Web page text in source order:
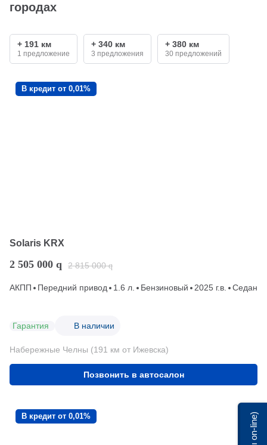
городах
+ 191 км
1 предложение
+ 340 км
3 предложения
+ 380 км
30 предложений
В кредит от 0,01%
Solaris KRX
2 505 000 q 2 815 000 q
АКПП Передний привод 1.6 л. Бензиновый 2025 г.в. Седан
Гарантия В наличии
Набережные Челны (191 км от Ижевска)
Позвонить в автосалон
В кредит от 0,01% Мы on-line)